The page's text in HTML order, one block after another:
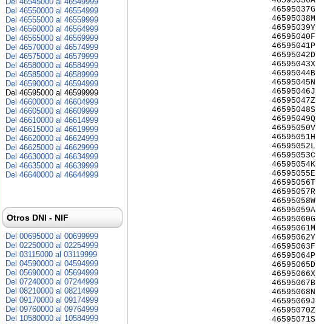
46595037G
46595038M
46595039Y
46595040F
46595041P
46595042D
46595043X
46595044B
46595045N
46595046J
46595047Z
46595048S
46595049Q
46595050V
46595051H
46595052L
46595053C
46595054K
46595055E
46595056T
46595057R
46595058W
46595059A
46595060G
46595061M
46595062Y
46595063F
46595064P
46595065D
46595066X
46595067B
46595068N
46595069J
46595070Z
46595071S
Del 46550000 al 46554999
Del 46555000 al 46559999
Del 46560000 al 46564999
Del 46565000 al 46569999
Del 46570000 al 46574999
Del 46575000 al 46579999
Del 46580000 al 46584999
Del 46585000 al 46589999
Del 46590000 al 46594999
Del 46595000 al 46599999
Del 46600000 al 46604999
Del 46605000 al 46609999
Del 46610000 al 46614999
Del 46615000 al 46619999
Del 46620000 al 46624999
Del 46625000 al 46629999
Del 46630000 al 46634999
Del 46635000 al 46639999
Del 46640000 al 46644999
Otros DNI - NIF
Del 00695000 al 00699999
Del 02250000 al 02254999
Del 03115000 al 03119999
Del 04590000 al 04594999
Del 05690000 al 05694999
Del 07240000 al 07244999
Del 08210000 al 08214999
Del 09170000 al 09174999
Del 09760000 al 09764999
Del 10580000 al 10584999